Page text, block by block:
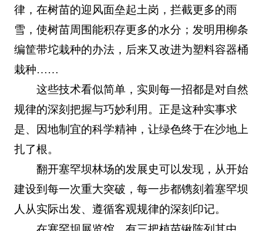
律，在树苗的迎风面垒起土岗，拦截更多的雨
雪，使树苗周围能积存更多的水分；发明用柳条
编筐带坨栽种的办法，后来又改进为塑料容器桶
栽种……
这些技术看似简单，实则每一招都是对自然
规律的深刻把握与巧妙利用。正是这种实事求
是、因地制宜的科学精神，让绿色终于在沙地上
扎了根。
翻开塞罕坝林场的发展史可以发现，从开始
建设到每一次重大突破，每一步都镌刻着塞罕坝
人从实际出发、遵循客观规律的深刻印记。